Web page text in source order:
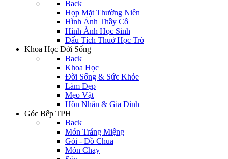
Back
Họp Mặt Thường Niên
Hình Ảnh Thầy Cô
Hình Ảnh Học Sinh
Dấu Tích Thuở Học Trò
Khoa Học Đời Sống
Back
Khoa Học
Đời Sống & Sức Khỏe
Làm Đẹp
Mẹo Vặt
Hôn Nhân & Gia Đình
Góc Bếp TPH
Back
Món Tráng Miệng
Gỏi - Đồ Chua
Món Chay